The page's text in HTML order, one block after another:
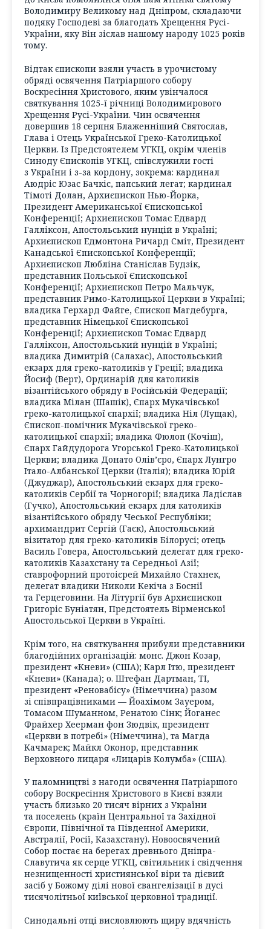
Володимиру Великому над Дніпром, складаючи
подяку Господеві за благодать Хрещення Русі-
України, яку Він зіслав нашому народу 1025 років
тому.
Відтак єпископи взяли участь в урочистому
обряді освячення Патріаршого собору
Воскресіння Христового, яким увінчалося
святкування 1025-ї річниці Володимирового
Хрещення Русі-України. Чин освячення
довершив 18 серпня Блаженніший Святослав,
Глава і Отець Української Греко-Католицької
Церкви. Із Предстоятелем УГКЦ, окрім членів
Синоду Єпископів УГКЦ, співслужили гості
з України і з-за кордону, зокрема: кардинал
Аюдріс Юзас Бачкіс, папський легат; кардинал
Тімоті Долан, Архиєпископ Нью-Йорка,
Президент Американської Єпископської
Конференції; Архиєпископ Томас Едвард
Галліксон, Апостольський нунцій в Україні;
Архиєпископ Едмонтона Ричард Сміт, Президент
Канадської Єпископської Конференції;
Архиєпископ Любліна Станіслав Будзік,
представник Польської Єпископської
Конференції; Архиєпископ Петро Мальчук,
представник Римо-Католицької Церкви в Україні;
владика Герхард Файге, Єпископ Магдебурга,
представник Німецької Єпископської
Конференції; Архиєпископ Томас Едвард
Галліксон, Апостольський нунцій в Україні;
владика Димитрій (Салахас), Апостольський
екзарх для греко-католиків у Греції; владика
Йосиф (Верт), Ординарій для католиків
візантійського обряду в Російській Федерації;
владика Мілан (Шашік), Єпарх Мукачівської
греко-католицької єпархії; владика Ніл (Лущак),
Єпископ-помічник Мукачівської греко-
католицької єпархії; владика Фюлоп (Кочіш),
Єпарх Гайдудорога Угорської Греко-Католицької
Церкви; владика Донато Олів’єро, Єпарх Лунгро
Італо-Албанської Церкви (Італія); владика Юрій
(Джуджар), Апостольський екзарх для греко-
католиків Сербії та Чорногорії; владика Ладіслав
(Гучко), Апостольський екзарх для католиків
візантійського обряду Чеської Республіки;
архимандрит Сергій (Гаєк), Апостольський
візитатор для греко-католиків Білорусі; отець
Василь Говера, Апостольський делегат для греко-
католиків Казахстану та Середньої Азії;
ставрофорний протоієрей Михайло Стахнек,
делегат владики Николи Кекіча з Боснії
та Герцеговини. На Літургії був Архиєпископ
Григоріс Буніатян, Предстоятель Вірменської
Апостольської Церкви в Україні.
Крім того, на святкування прибули представники
благодійних організацій: монс. Джон Козар,
президент «Кневи» (США); Карл Ітю, президент
«Кневи» (Канада); о. Штефан Дартман, ТІ,
президент «Реновабісу» (Німеччина) разом
зі співпрацівниками — Йоахімом Зауером,
Томасом Шуманном, Ренатою Сінк; Йоганес
Фрайхер Хеерман фон Зюдвік, президент
«Церкви в потребі» (Німеччина), та Магда
Качмарек; Майкл Оконор, представник
Верховного лицаря «Лицарів Колумба» (США).
У паломництві з нагоди освячення Патріаршого
собору Воскресіння Христового в Києві взяли
участь близько 20 тисяч вірних з України
та поселень (країн Центральної та Західної
Європи, Північної та Південної Америки,
Австралії, Росії, Казахстану). Новоосвячений
Собор постає на берегах древнього Дніпра-
Славутича як серце УГКЦ, світильник і свідчення
незнищенності християнської віри та дієвий
засіб у Божому ділі нової євангелізації в дусі
тисячолітньої київської церковної традиції.
Синодальні отці висловлюють щиру вдячність